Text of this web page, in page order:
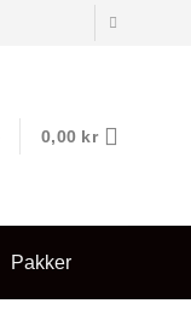
0,00 kr
Pakker